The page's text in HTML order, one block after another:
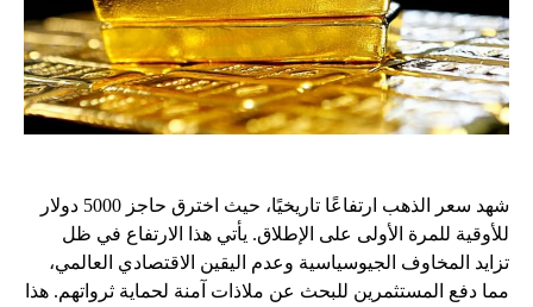
شهد سعر الذهب ارتفاعًا تاريخيًا، حيث اخترق حاجز 5000 دولار
للأوقية للمرة الأولى على الإطلاق. يأتي هذا الارتفاع في ظل
تزايد المخاوف الجيوسياسية وعدم اليقين الاقتصادي العالمي،
مما دفع المستثمرين للبحث عن ملاذات آمنة لحماية ثرواتهم. هذا